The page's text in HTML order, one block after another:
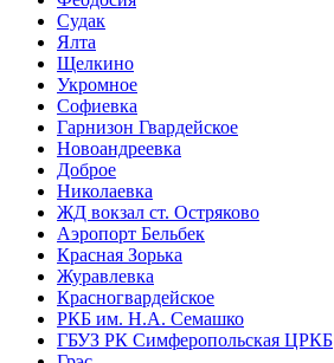
Судак
Ялта
Щелкино
Укромное
Софиевка
Гарнизон Гвардейское
Новоандреевка
Доброе
Николаевка
ЖД вокзал ст. Остряково
Аэропорт Бельбек
Красная Зорька
Журавлевка
Красногвардейское
РКБ им. Н.А. Семашко
ГБУЗ РК Симферопольская ЦРКБ